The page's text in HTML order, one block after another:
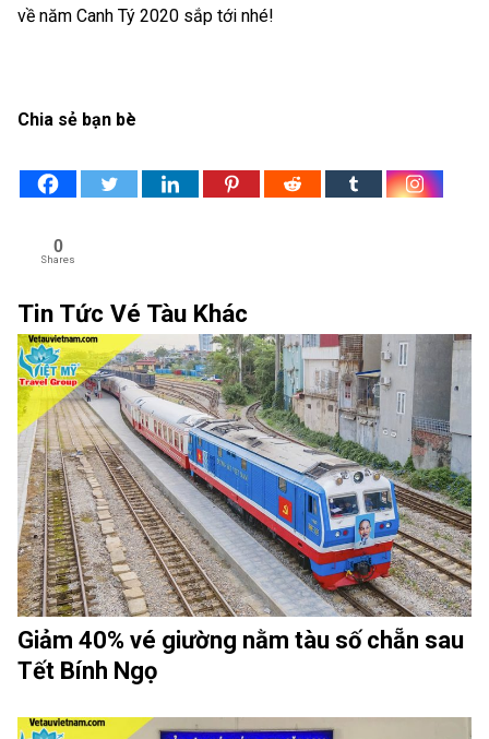
về năm Canh Tý 2020 sắp tới nhé!
Chia sẻ bạn bè
0
Shares
Tin Tức Vé Tàu Khác
Giảm 40% vé giường nằm tàu số chẵn sau
Tết Bính Ngọ